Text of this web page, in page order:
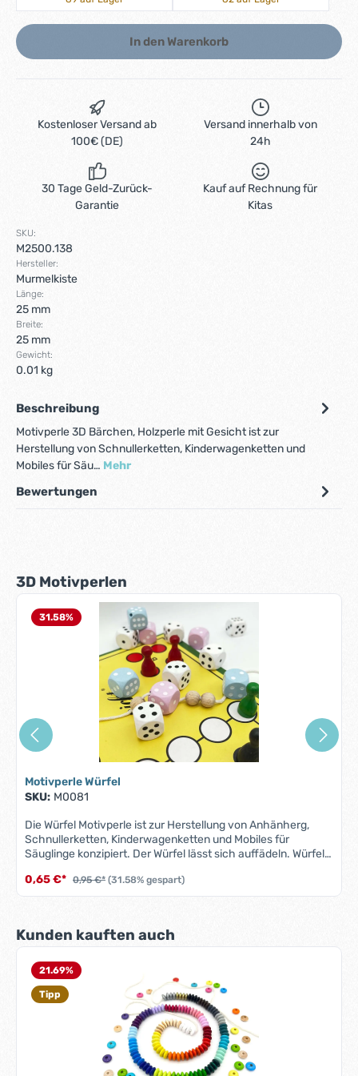
In den Warenkorb
Kostenloser Versand ab
100€ (DE)
Versand innerhalb von
24h
30 Tage Geld-Zurück-
Garantie
Kauf auf Rechnung für
Kitas
SKU:
M2500.138
Hersteller:
Murmelkiste
Länge:
25 mm
Breite:
25 mm
Gewicht:
0.01 kg
Beschreibung
Motivperle 3D Bärchen, Holzperle mit Gesicht ist zur
Herstellung von Schnullerketten, Kinderwagenketten und
Mobiles für Säu… Mehr
Bewertungen
Produktgalerie überspringen
3D Motivperlen
31.58%
Motivperle Würfel
SKU: M0081
Die Würfel Motivperle ist zur Herstellung von Anhänherg,
Schnullerketten, Kinderwagenketten und Mobiles für
Säuglinge konzipiert. Der Würfel lässt sich auffädeln. Würfel-
Migration bestimmter Elemente). Alle Motivperlen sind
schweiß-, speichelfest und farbecht - also für Babys
AbbildungGröße: 16 mm x 16 mm x 16 mmMotiv: Würfel zum
AuffädelnBohrung: diagonal, ca. 3 mmHerstellungsland:
KLEINTEILE NICHT FÜR KINDER UNTER 3 JAHREN
GEEIGNET!
0,65 €* 0,95 €* (31.58% gespart)
Produktgalerie überspringen
Kunden kauften auch
21.69%
Tipp